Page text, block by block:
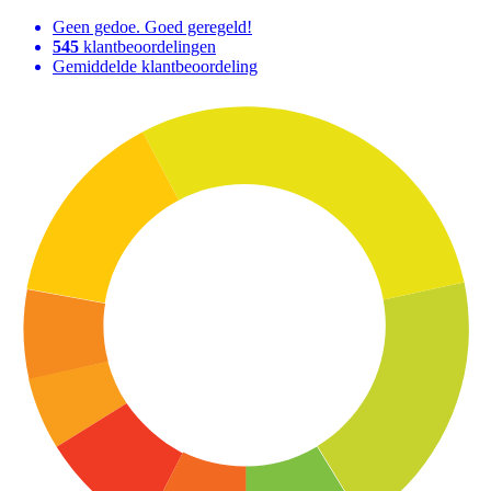
Geen gedoe. Goed geregeld!
545 klantbeoordelingen
Gemiddelde klantbeoordeling